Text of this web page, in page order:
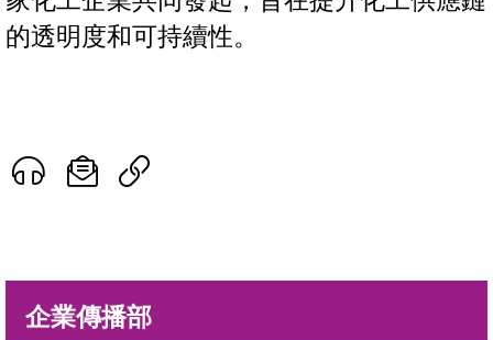
企業傳播部
的透明度和可持續性。